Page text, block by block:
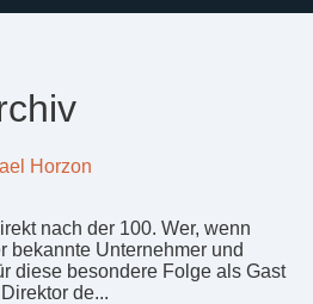
Horzon
nach der 100. Wer, wenn
bekannte Unternehmer und
diese besondere Folge als Gast
de...